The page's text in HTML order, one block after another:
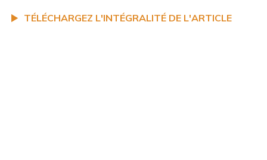
TÉLÉCHARGEZ L'INTÉGRALITÉ DE L'ARTICLE